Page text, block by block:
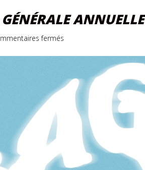
ANNUELLE
fermés
| Assemblée
annuelle